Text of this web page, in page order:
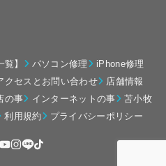
】 パソコン修理
iPhone修理
クセスとお問い合わせ
店舗情報
の事 インターネットの事
苫小牧
利用規約 プライバシーポリシー